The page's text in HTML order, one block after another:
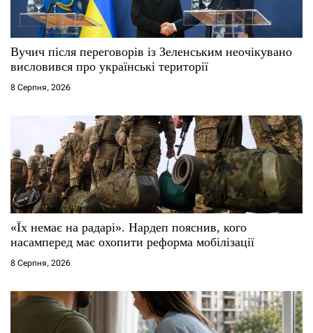
Вучич після переговорів із Зеленським неочікувано
висловився про українські території
8 Серпня, 2026
«Їх немає на радарі». Нардеп пояснив, кого
насамперед має охопити реформа мобілізації
8 Серпня, 2026